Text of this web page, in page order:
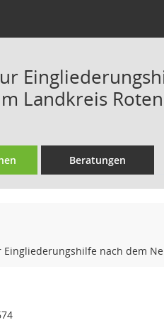
Landkreis
Beratungen
nach dem